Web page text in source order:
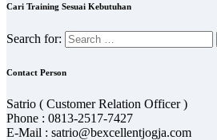
Cari Training Sesuai Kebutuhan
Search for:
Contact Person
Satrio ( Customer Relation Officer )
Phone : 0813-2517-7427
E-Mail : satrio@bexcellentjogja.com